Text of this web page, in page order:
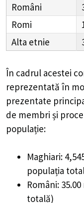
Români
Romi
Alta etnie
În cadrul acestei
reprezentată în
prezentate
de membri și
populație:
Maghiari:
populația
Români:
totală)